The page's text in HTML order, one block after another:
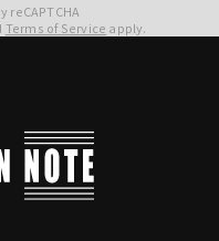
Terms of Service apply.